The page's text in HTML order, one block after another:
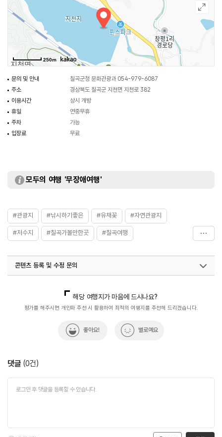
250m
문의 및 안내
칠곡군청 문화관광과 054-979-6087
주소
경상북도 칠곡군 지천면 지천로 382
이용시간
상시 개방
휴일
연중무휴
주차
가능
입장료
무료
모두의 여행 '무장애여행'
#관광지 #낚시하기좋은 #유채꽃 #자연관광지
#저수지 #칠곡가볼만한곳 #칠곡여행
콘텐츠 등록 및 수정 문의
해당 여행지가 마음에 드시나요?
평가를 해주시면 개인화 추천 시 활용하여 최적의 여행지를 추천해 드리겠습니다.
좋아요! 별로예요
댓글 (0건)